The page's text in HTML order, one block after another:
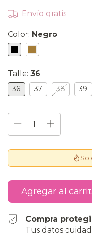
Envío gratis
Color: Negro
Talle: 36
36 37 38 39
Compra
Tus datos